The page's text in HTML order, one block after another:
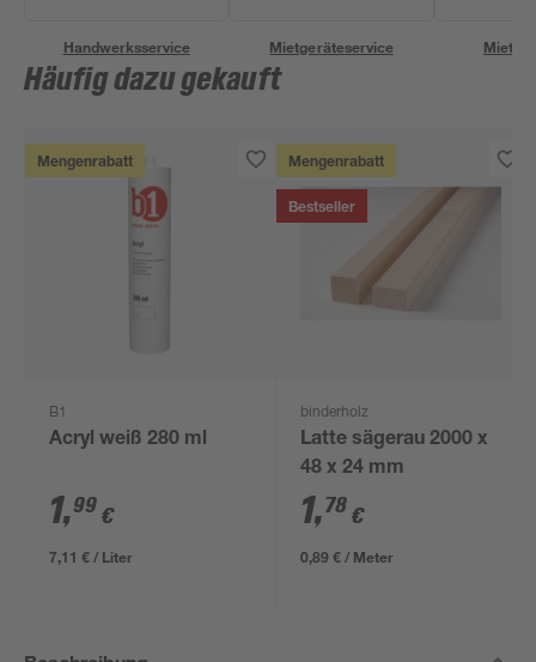
Handwerksservice Mietgeräteservice
Häufig dazu gekauft
Mengenrabatt
B1
Acryl weiß 280 ml
1,99 €
7,11 € / Liter
Mengenrabatt
Bestseller
binderholz
Latte sägerau 2000 x
48 x 24 mm
1,78 €
0,89 € / Meter